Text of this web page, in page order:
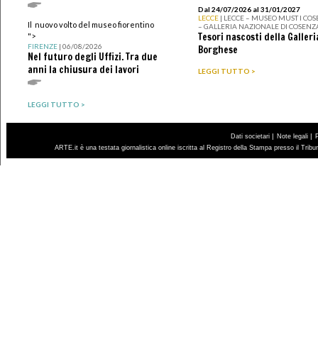
Il nuovo volto del museo fiorentino
">
FIRENZE| 06/08/2026
Nel futuro degli Uffizi. Tra due
anni la chiusura dei lavori
LEGGI TUTTO >
Dal 24/07/2026 al 31/01/2027
LECCE | LECCE – MUSEO MUST I
– GALLERIA NAZIONALE DI
Tesori nascosti della
Borghese
LEGGI TUTTO >
Dati societari | Note legali |
ARTE.it è una testata giornalistica online iscritta al Registro della Stampa presso il